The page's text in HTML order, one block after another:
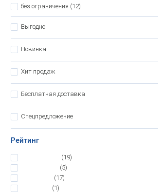
без ограничения (12)
Выгодно
Новинка
Хит продаж
Бесплатная доставка
Спецпредложение
Рейтинг
(19)
(5)
(17)
(1)